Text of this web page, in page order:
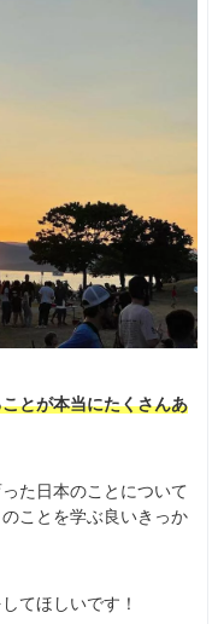
とが本当にたくさんあ
た日本のことについて
ことを学ぶ良いきっか
てほしいです！